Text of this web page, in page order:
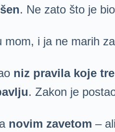
. Ne zato što je
mom, i ja ne marih
niz pravila koje
. Zakon je
novim zavetom –